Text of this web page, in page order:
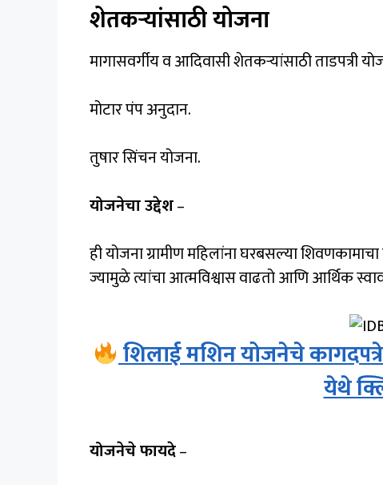
शेतकऱ्यांसाठी योजना
मागासवर्गीय व आदिवासी शेतकऱ्यांसाठी ताडपत्री
मोटार पंप अनुदान.
तुषार सिंचन योजना.
योजनेचा उद्देश–
ही योजना ग्रामीण महिलांना घरबसल्या
ज्यामुळे त्यांचा आत्मविश्वास वाढतो आणि आर्थिक
शिलाई मशिन योजनेचे कागदपत्रे
येथे
योजनेचे फायदे–